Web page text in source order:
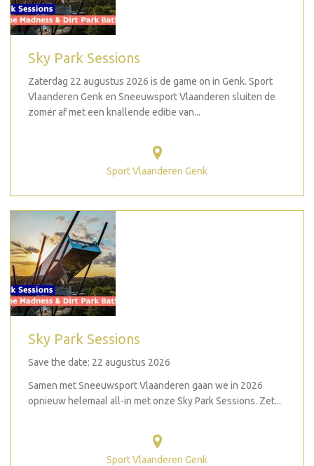
Sky Park Sessions
Zaterdag 22 augustus 2026 is de game on in Genk. Sport
Vlaanderen Genk en Sneeuwsport Vlaanderen sluiten de
zomer af met een knallende editie van...
Sport Vlaanderen Genk
Sky Park Sessions
Save the date: 22 augustus 2026
Samen met Sneeuwsport Vlaanderen gaan we in 2026
opnieuw helemaal all-in met onze Sky Park Sessions. Zet...
Sport Vlaanderen Genk